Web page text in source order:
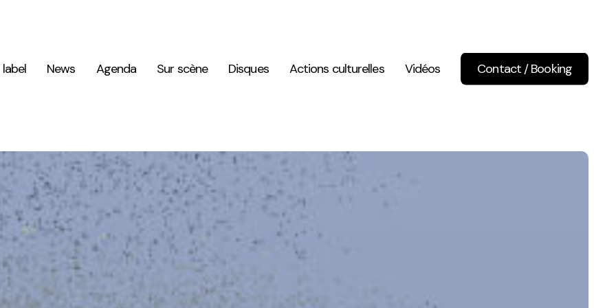
label
News Agenda Sur scène Disques Actions culturelles Vidéos Contact / Booking